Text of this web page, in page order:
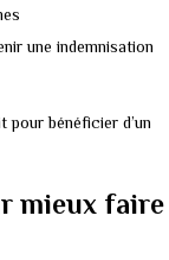
une indemnisation
pour bénéficier d’un
mieux faire